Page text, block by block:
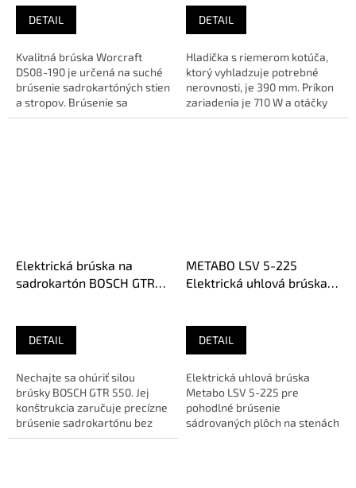
DETAIL
Kvalitná brúska Worcraft
DS08-190 je určená na suché
brúsenie sadrokartóných stien
a stropov. Brúsenie sa
vykonáva pomocou brúsnej...
DETAIL
Hladička s riemerom kotúča,
ktorý vyhladzuje potrebné
nerovnosti, je 390 mm. Príkon
zariadenia je 710 W a otáčky
bez záťaže sú 110/min. K...
Elektrická brúska na
sadrokartón BOSCH GTR
DETAIL
Nechajte sa ohúriť silou
brúsky BOSCH GTR 550. Jej
konštrukcia zaručuje precízne
brúsenie sadrokartónu bez
námahy.🔹 O E M –...
METABO LSV 5-225
Elektrická uhlová brúska
DETAIL
Elektrická uhlová brúska
Metabo LSV 5-225 pre
pohodlné brúsenie
sádrovaných plôch na stenách